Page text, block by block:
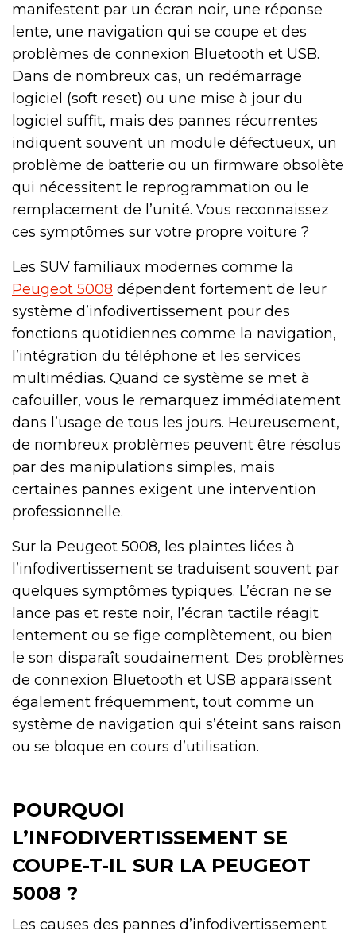
manifestent par un écran noir, une réponse
lente, une navigation qui se coupe et des
problèmes de connexion Bluetooth et USB.
Dans de nombreux cas, un redémarrage
logiciel (soft reset) ou une mise à jour du
logiciel suffit, mais des pannes récurrentes
indiquent souvent un module défectueux, un
problème de batterie ou un firmware obsolète
qui nécessitent le reprogrammation ou le
remplacement de l’unité. Vous reconnaissez
ces symptômes sur votre propre voiture ?
Les SUV familiaux modernes comme la
Peugeot 5008 dépendent fortement de leur
système d’infodivertissement pour des
fonctions quotidiennes comme la navigation,
l’intégration du téléphone et les services
multimédias. Quand ce système se met à
cafouiller, vous le remarquez immédiatement
dans l’usage de tous les jours. Heureusement,
de nombreux problèmes peuvent être résolus
par des manipulations simples, mais
certaines pannes exigent une intervention
professionnelle.
Sur la Peugeot 5008, les plaintes liées à
l’infodivertissement se traduisent souvent par
quelques symptômes typiques. L’écran ne se
lance pas et reste noir, l’écran tactile réagit
lentement ou se fige complètement, ou bien
le son disparaît soudainement. Des problèmes
de connexion Bluetooth et USB apparaissent
également fréquemment, tout comme un
système de navigation qui s’éteint sans raison
ou se bloque en cours d’utilisation.
POURQUOI
L’INFODIVERTISSEMENT SE
COUPE-T-IL SUR LA PEUGEOT
5008 ?
Les causes des pannes d’infodivertissement